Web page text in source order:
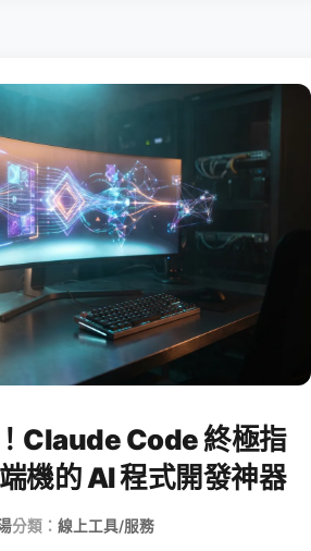
Claude Code 終極指
機的 AI 程式開發神器
分類： 線上工具/服務